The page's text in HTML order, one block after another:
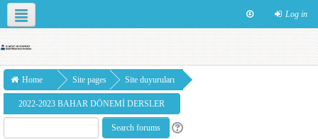
Log in
Home Site pages Site duyuruları
2022-2023 BAHAR DÖNEMİ DERSLER